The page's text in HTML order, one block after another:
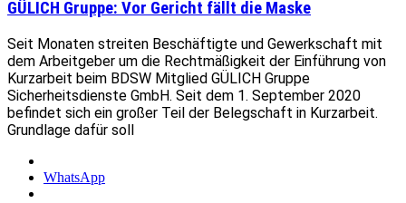
GÜLICH Gruppe: Vor Gericht fällt die Maske
Seit Monaten streiten Beschäftigte und Gewerkschaft mit
dem Arbeitgeber um die Rechtmäßigkeit der Einführung von
Kurzarbeit beim BDSW Mitglied GÜLICH Gruppe
Sicherheitsdienste GmbH. Seit dem 1. September 2020
befindet sich ein großer Teil der Belegschaft in Kurzarbeit.
Grundlage dafür soll
WhatsApp